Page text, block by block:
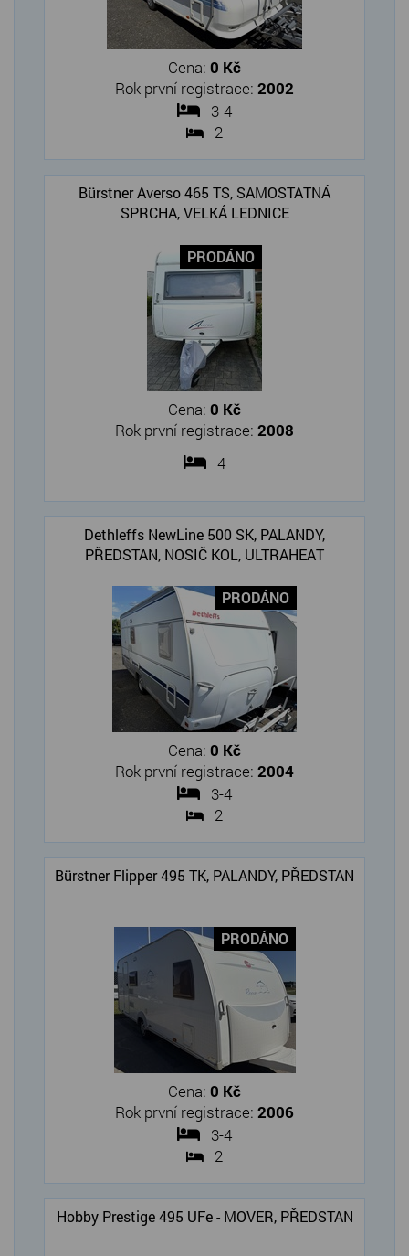
Cena: 0 Kč
Rok první registrace: 2002
3-4
2
Bürstner Averso 465 TS, SAMOSTATNÁ
SPRCHA, VELKÁ LEDNICE
PRODÁNO
Cena: 0 Kč
Rok první registrace: 2008
4
Dethleffs NewLine 500 SK, PALANDY,
PŘEDSTAN, NOSIČ KOL, ULTRAHEAT
PRODÁNO
Cena: 0 Kč
Rok první registrace: 2004
3-4
2
Bürstner Flipper 495 TK, PALANDY, PŘEDSTAN
PRODÁNO
Cena: 0 Kč
Rok první registrace: 2006
3-4
2
Hobby Prestige 495 UFe - MOVER, PŘEDSTAN